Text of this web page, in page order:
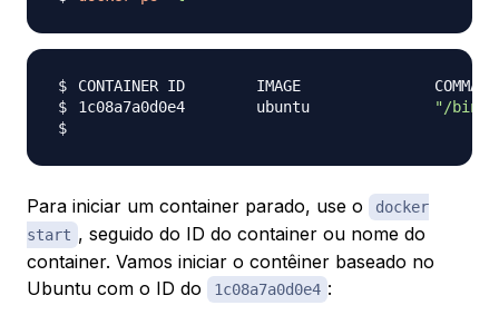
1c08a7a0d0e4        ubuntu "/bin/
Para iniciar um container parado, use o
docker
start , seguido do ID do container ou nome do
container. Vamos iniciar o contêiner baseado no
Ubuntu com o ID do
1c08a7a0d0e4 :